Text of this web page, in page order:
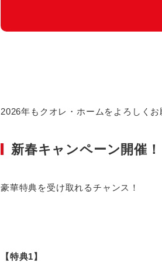
2026年もクオレ・ホームをよろしく
新春キャンペーン開催！
豪華特典を受け取れるチャンス！
【特典1】